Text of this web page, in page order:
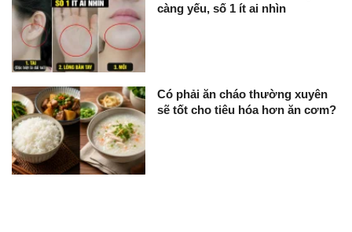
càng yếu, số 1 ít ai nhìn
Có phải ăn cháo thường xuyên
sẽ tốt cho tiêu hóa hơn ăn cơm?